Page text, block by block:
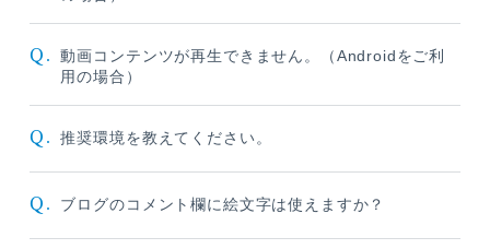
Q.
動画コンテンツが再生できません。（Androidをご利
用の場合）
Q. 推奨環境を教えてください。
Q. ブログのコメント欄に絵文字は使えますか？